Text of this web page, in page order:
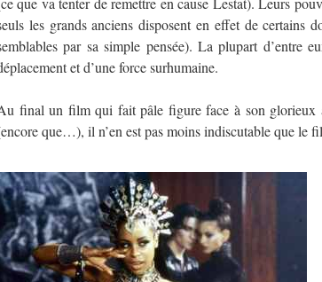
les grands anciens disposent en effet de certains
par sa simple pensée). La plupart d’entre
et d’une force surhumaine.
final un film qui fait pâle figure face à son glorieux
que…), il n’en est pas moins indiscutable que le